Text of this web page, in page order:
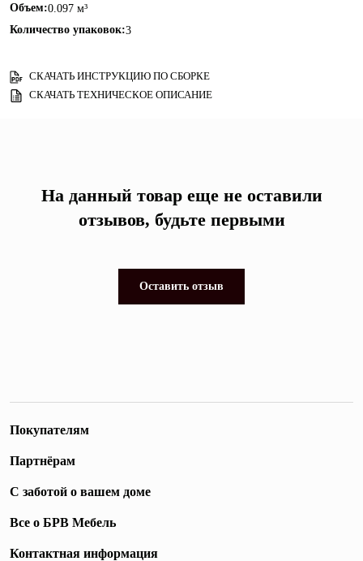
Объем:0.097 м³
Количество упаковок:3
СКАЧАТЬ ИНСТРУКЦИЮ ПО СБОРКЕ
СКАЧАТЬ ТЕХНИЧЕСКОЕ ОПИСАНИЕ
На данный товар еще не оставили
отзывов, будьте первыми
Оставить отзыв
Покупателям
Партнёрам
С заботой о вашем доме
Все о БРВ Мебель
Контактная информация